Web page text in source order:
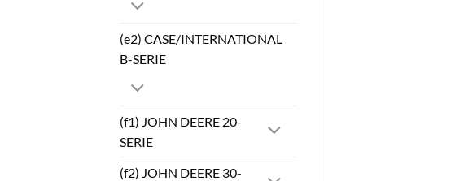
(e2) CASE/INTERNATIONAL
B-SERIE
(f1) JOHN DEERE 20-
SERIE
(f2) JOHN DEERE 30-